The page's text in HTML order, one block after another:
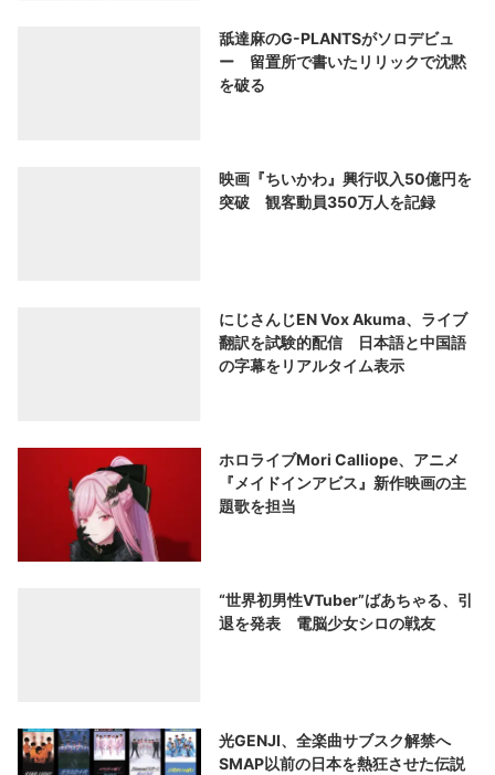
舐達麻のG-PLANTSがソロデビュ
ー 留置所で書いたリリックで沈黙
を破る
映画『ちいかわ』興行収入50億円を
突破 観客動員350万人を記録
にじさんじEN Vox Akuma、ライブ
翻訳を試験的配信 日本語と中国語
の字幕をリアルタイム表示
ホロライブMori Calliope、アニメ
『メイドインアビス』新作映画の主
題歌を担当
“世界初男性VTuber”ばあちゃる、引
退を発表 電脳少女シロの戦友
光GENJI、全楽曲サブスク解禁へ
SMAP以前の日本を熱狂させた伝説